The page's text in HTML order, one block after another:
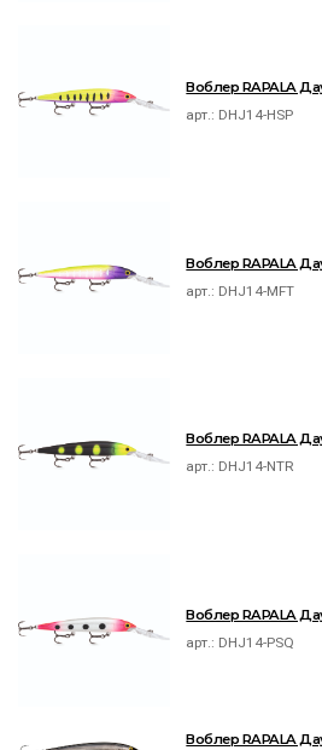
Воблер RAPALA
арт.: DHJ14-HSP
Воблер RAPALA
арт.: DHJ14-MFT
Воблер RAPALA
арт.: DHJ14-NTR
Воблер RAPALA
арт.: DHJ14-PSQ
Воблер RAPALA